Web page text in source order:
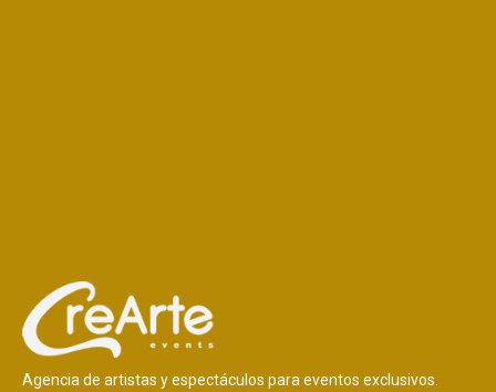
Agencia de artistas y espectáculos para eventos exclusivos.